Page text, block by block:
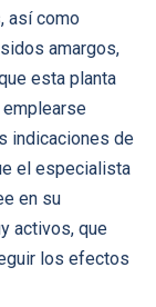
así como
amargos,
esta planta
indicaciones de
el especialista
en su
activos, que
los efectos